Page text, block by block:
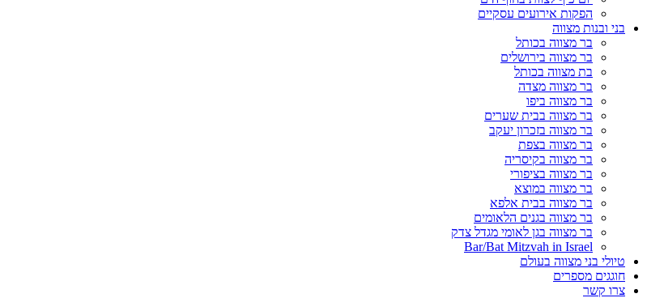
הפקות אירועים עסקיים
בני ובנות מצווה
בר מצווה בכותל
בר מצווה בירושלים
בת מצווה בכותל
בר מצווה מצדה
בר מצווה ביפו
בר מצווה בבית שערים
בר מצווה בזכרון יעקב
בר מצווה בצפת
בר מצווה בקיסריה
בר מצווה בציפורי
בר מצווה במוצא
בר מצווה בבית אלפא
בר מצווה בגנים הלאומים
בר מצווה בגן לאומי מגדל צדק
Bar/Bat Mitzvah in Israel
טיולי בני מצווה בעולם
חוגגים מספרים
צרו קשר